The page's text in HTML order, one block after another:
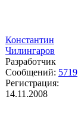
Константин
Чилингаров
Разработчик
Сообщений: 5719
Регистрация:
14.11.2008